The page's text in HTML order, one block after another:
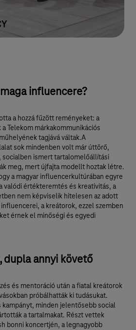
influencere?
a hozzá fűzött reményeket: a
Telekom márkakommunikációs
tagjává váltak.A
sok mindenben volt már úttörő,
socialben ismert tartalomelőállítási
meg, mert újfajta modellt hoztak létre.
a magyar influencerkultúrában egyre
valódi értékteremtés és kreativitás, a
nem képviselik hitelesen az adott
a kreátorok, ezzel szemben
érnek el minőségi és egyedi
dupla annyi követő
és mentoráció után a fiatal kreátorok
próbálhatták ki tudásukat.
kampányt, minden jelentősebb social
a tartalmakat. Részt vettek
bonni koncertjén, a legnagyobb